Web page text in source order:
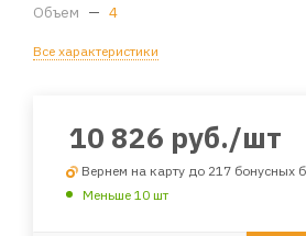
Объем — 4
Все характеристики
10 826 руб./шт
Вернем на карту до 217 бонусных
Меньше 10 шт